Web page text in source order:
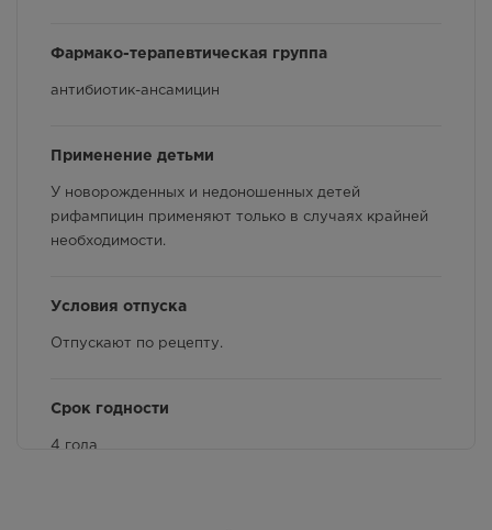
Фармакологические свойства
Фармако-терапевтическая группа
антибиотик-ансамицин
Применение детьми
У новорожденных и недоношенных детей
рифампицин применяют только в случаях крайней
необходимости.
Условия отпуска
Отпускают по рецепту.
Срок годности
4 года